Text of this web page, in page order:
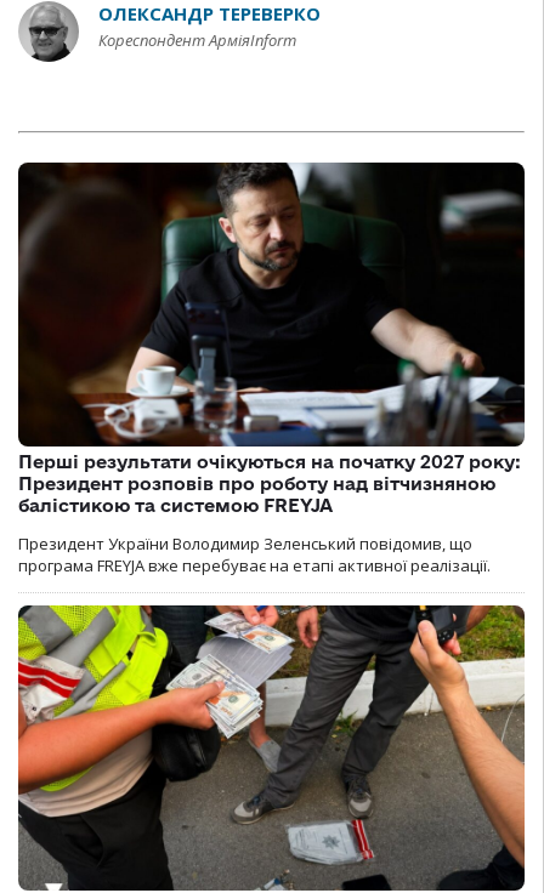
ОЛЕКСАНДР ТЕРЕВЕРКО
Кореспондент АрміяInform
Перші результати очікуються на початку 2027 року:
Президент розповів про роботу над вітчизняною
балістикою та системою FREYJA
Президент України Володимир Зеленський повідомив, що
програма FREYJA вже перебуває на етапі активної реалізації.